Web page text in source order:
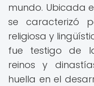
mundo. Ubicada
se caracterizó
religiosa y
fue testigo de
reinos y
huella en el